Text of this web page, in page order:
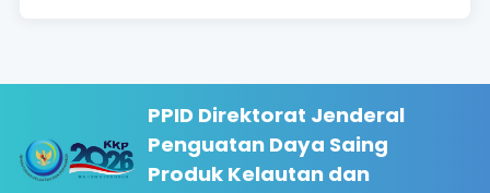
PPID Direktorat Jenderal
Penguatan Daya Saing
Produk Kelautan dan